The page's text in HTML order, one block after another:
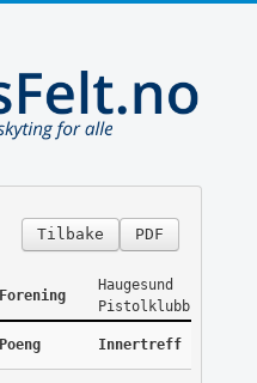
PDF
Tilbake
Forening
Haugesund
Pistolklubb
Poeng Innertreff